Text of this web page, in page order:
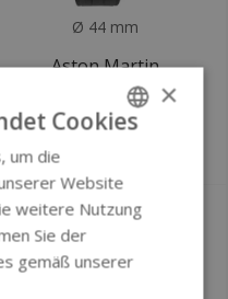
Ø 44 mm
Aston Martin
MTRH1F502 Thrill
Chronographenuhr
GERMAN
×
Cookies
um die
Website
weitere Nutzung
Sie der
gemäß unserer